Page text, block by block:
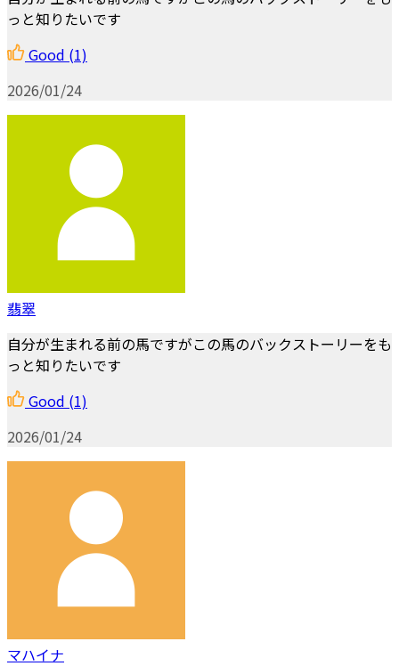
っと知りたいです
Good (1)
2026/01/24
翡翠
自分が生まれる前の馬ですがこの馬のバックストーリーをも
っと知りたいです
Good (1)
2026/01/24
マハイナ